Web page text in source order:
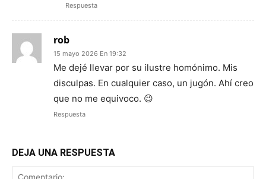
Respuesta
rob
15 mayo 2026 En 19:32
Me dejé llevar por su ilustre homónimo. Mis
disculpas. En cualquier caso, un jugón. Ahí creo
que no me equivoco. 😉
Respuesta
DEJA UNA RESPUESTA